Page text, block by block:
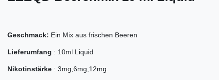
Geschmack: Ein Mix aus frischen Beeren
Lieferumfang : 10ml Liquid
Nikotinstärke : 3mg,6mg,12mg